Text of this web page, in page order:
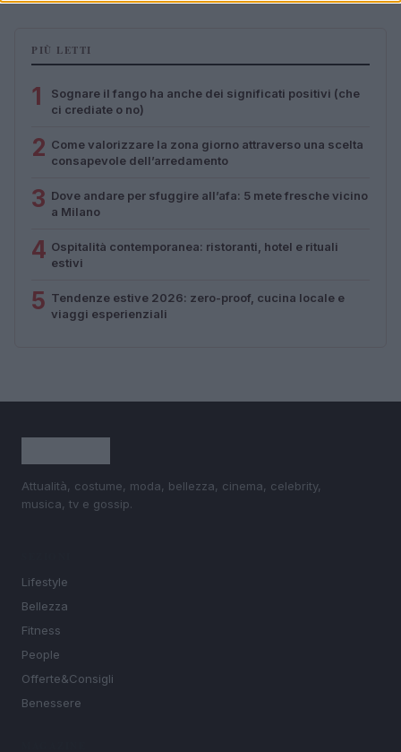
PIÙ LETTI
1
Sognare il fango ha anche dei significati positivi (che
ci crediate o no)
2 Come valorizzare la zona giorno attraverso una scelta
consapevole dell’arredamento
3 Dove andare per sfuggire all’afa: 5 mete fresche vicino
a Milano
4 Ospitalità contemporanea: ristoranti, hotel e rituali
estivi
5 Tendenze estive 2026: zero-proof, cucina locale e
viaggi esperienziali
Attualità, costume, moda, bellezza, cinema, celebrity,
musica, tv e gossip.
Lifestyle
Bellezza
Fitness
People
Offerte&Consigli
Benessere